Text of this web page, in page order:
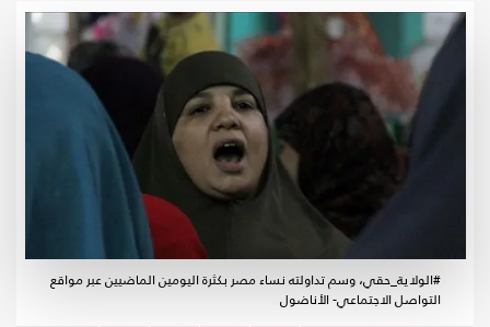
#الولاية_حقي، وسم تداولته نساء مصر بكثرة اليومين الماضيين عبر مواقع
التواصل الاجتماعي- الأناضول